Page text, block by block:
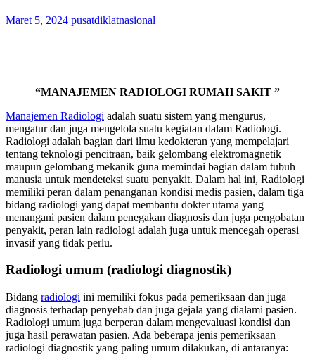
Maret 5, 2024 pusatdiklatnasional
“MANAJEMEN RADIOLOGI RUMAH SAKIT ”
Manajemen Radiologi adalah suatu sistem yang mengurus,
mengatur dan juga mengelola suatu kegiatan dalam Radiologi.
Radiologi adalah bagian dari ilmu kedokteran yang mempelajari
tentang teknologi pencitraan, baik gelombang elektromagnetik
maupun gelombang mekanik guna memindai bagian dalam tubuh
manusia untuk mendeteksi suatu penyakit. Dalam hal ini, Radiologi
memiliki peran dalam penanganan kondisi medis pasien, dalam tiga
bidang radiologi yang dapat membantu dokter utama yang
menangani pasien dalam penegakan diagnosis dan juga pengobatan
penyakit, peran lain radiologi adalah juga untuk mencegah operasi
invasif yang tidak perlu.
Radiologi umum (radiologi diagnostik)
Bidang radiologi ini memiliki fokus pada pemeriksaan dan juga
diagnosis terhadap penyebab dan juga gejala yang dialami pasien.
Radiologi umum juga berperan dalam mengevaluasi kondisi dan
juga hasil perawatan pasien. Ada beberapa jenis pemeriksaan
radiologi diagnostik yang paling umum dilakukan, di antaranya: